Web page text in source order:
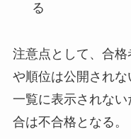
る
注意点として、合
や順位は公開され
一覧に表示されな
合は不合格となる。